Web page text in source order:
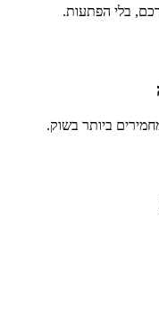
בלי הפתעות.
ביותר בשוק.